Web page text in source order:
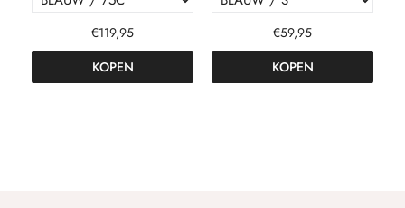
€119,95
KOPEN
€59,95
KOPEN